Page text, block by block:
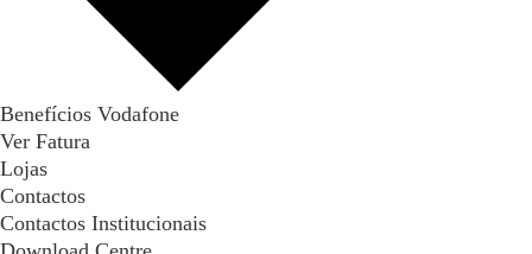
Benefícios Vodafone
Ver Fatura
Lojas
Contactos
Contactos Institucionais